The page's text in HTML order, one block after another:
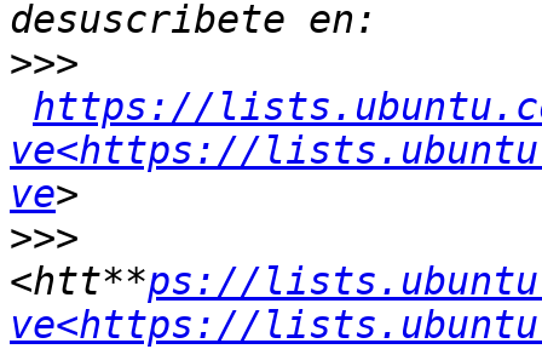
>>>
https://
ve<https://
ve
>>>
<htt**ps://
ve<https://